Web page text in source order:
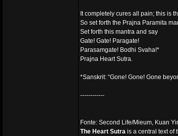
It completely cures all pain; this is
So set forth the Prajna Paramita
Set forth this mantra and say
Gate! Gate! Paragate!
Parasamgate! Bodhi Svaha!*
Prajna Heart Sutra.
*Sanskrit: “Gone! Gone! Gone
------------
Fonte: Second Life/Mieum, Kuan
The Heart Sutra is a central text of